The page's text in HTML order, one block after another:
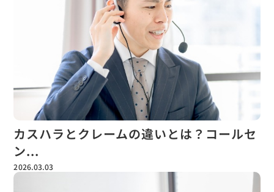
カスハラとクレームの違いとは？コールセ
ン...
2026.03.03